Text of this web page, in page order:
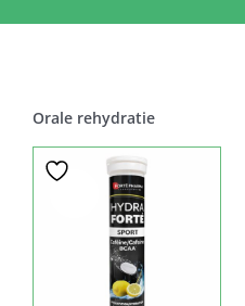
Orale rehydratie